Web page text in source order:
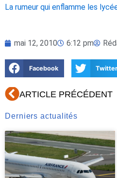
La rumeur qui enflamme les
mai 12, 2010 6:12 pm
Facebook Twitter
Précédent
ARTICLE PRÉCÉDENT
Derniers actualités